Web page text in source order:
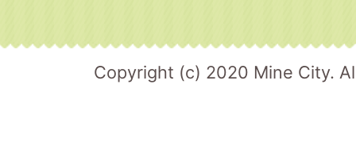
Copyright (c) 2020 Mine City.